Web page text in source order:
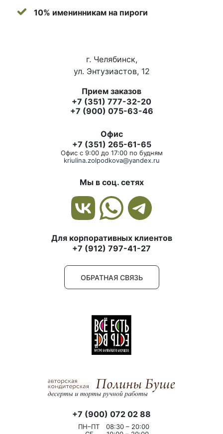
10% именинникам на пироги
г. Челябинск,
ул. Энтузиастов, 12
Прием заказов
+7 (351) 777-32-20
+7 (900) 075-63-46
Офис
+7 (351) 265-61-65
Офис с 9:00 до 17:00 по будням
kriulina.zolpodkova@yandex.ru
Мы в соц. сетях
Для корпоративных клиентов
+7 (912) 797-41-27
ОБРАТНАЯ СВЯЗЬ
+7 (900) 072 02 88
ПН–ПТ
08:30 – 20:00